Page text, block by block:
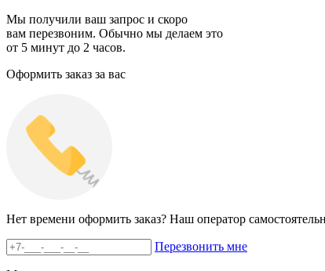
Мы получили ваш запрос и скоро
вам перезвоним. Обычно мы делаем это
от 5 минут до 2 часов.
Оформить заказ за вас
Нет времени оформить заказ? Наш оператор
Перезвонить мне